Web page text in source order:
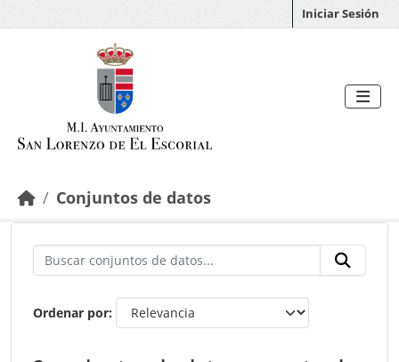
Iniciar Sesión
Conjuntos de datos
Ordenar por